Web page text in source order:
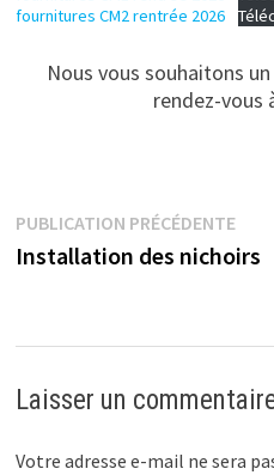
fournitures CM2 rentrée 2026
Nous vous souhaitons
rendez-vous
Navigation
de
PUBLICATION PRÉCÉDENTE
Installation des nichoirs
Laisser un
Votre adresse e-mail ne sera